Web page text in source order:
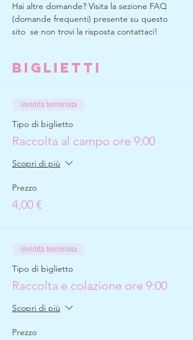
Hai altre domande? Visita la sezione FAQ
(domande frequenti) presente su questo
sito  se non trovi la risposta contattaci!
Biglietti
Vendita terminata
Tipo di biglietto
Raccolta al campo ore 9:00
Scopri di più
Prezzo
4,00 €
Vendita terminata
Tipo di biglietto
Raccolta e colazione ore 9:00
Scopri di più
Prezzo